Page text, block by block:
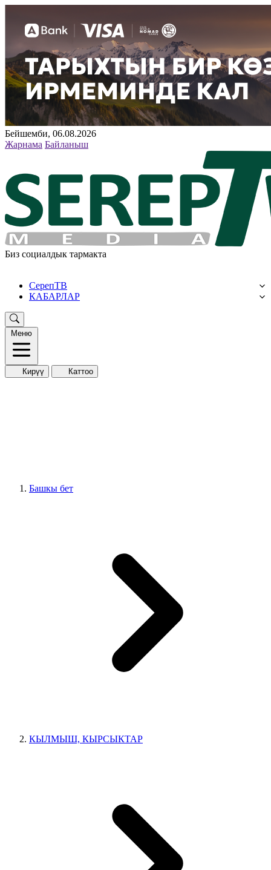
Бейшемби, 06.08.2026
Жарнама Байланыш
Биз социалдык тармакта
СерепТВ
КАБАРЛАР
Меню
Кирүү Каттоо
Башкы бет
КЫЛМЫШ, КЫРСЫКТАР